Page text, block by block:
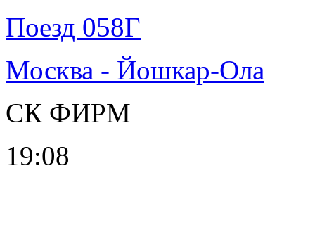
Поезд 058Г
Москва - Йошкар-Ола
СК ФИРМ
19:08